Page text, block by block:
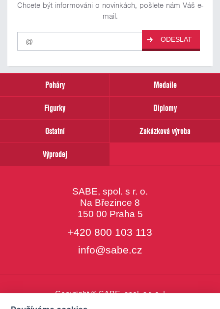
Chcete být informováni o novinkách, pošlete nám Váš e-
mail.
Pro
odběr
našich
email
ODESLAT
Poháry
Medaile
Figurky
Diplomy
Ostatní
Zakázková výroba
Výprodej
SABE, spol. s r. o.
Na Březince 8
150 00 Praha 5
+420 800 103 113
info@sabe.cz
Copyright © SABE, spol. s r. o. |